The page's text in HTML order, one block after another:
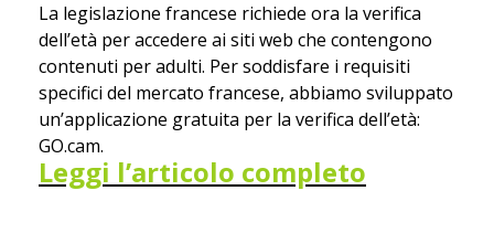
La legislazione francese richiede ora la verifica
dell’età per accedere ai siti web che contengono
contenuti per adulti. Per soddisfare i requisiti
specifici del mercato francese, abbiamo sviluppato
un’applicazione gratuita per la verifica dell’età:
GO.cam.
Leggi l’articolo completo